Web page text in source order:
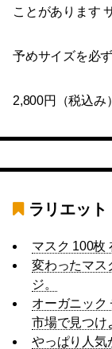
ことがあります
予めサイズを必
2,800円（税込み）
ラリエット
マスク 100枚
変わったマス
ジ。
オーガニック
市場で見つけ
やっぱり人気